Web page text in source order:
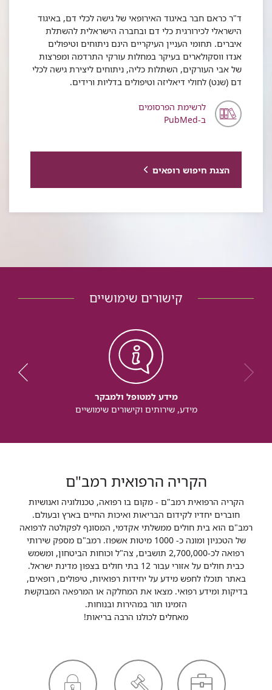
ד"ר כראם חבר באיגוד האירופאי של גישה לכלי דם, באיגוד
הישראלי לכירורגית כלי דם ובחברה הישראלית להשתלת
איברים. תחומי העניין העיקריים הינם ניתוחים וטיפולים
אנדו ווסקולארים בעיקר במחלות עורקי התרדמה ומפרצות
של אבי העורקים, השתלות כליה, ניתוחים ליצירת גישה לכלי
דם (שנט) לחולי דיאליזה וטיפולים בדליות ורידים.
לרשימת הפרסומים
ב-PubMed
הצגת חיפוש רופאים
קישורים שימושיים
מידע למטופל ולמבקר
מידע, שירותים וקישורים שימושיים
הקריה הרפואית רמב"ם
הקריה הרפואית רמב"ם - מקום בו רפואה, טכנולוגיה ואנושיות
חוברים יחדיו לקידום הבריאות ואיכות החיים בארץ ובעולם.
רמב"ם הוא בית חולים ממשלתי אקדמי, המסונף לפקולטה לרפואה
של הטכניון ומונה כ- 1000 מיטות אשפוז. רמב"ם מספק שירותי
רפואה לכ-2,700,000 תושבים, צה"ל וכוחות הביטחון, ומשמש
כבית חולים על אזורי עבור 12 בתי חולים בצפון מדינת ישראל.
באתר תוכלו לחפש מידע על יחידות רפואיות, טיפולים, רופאים,
בדיקות ומידע רפואי. מצאו את המחלקה או המרפאה המבוקשת
הזמינו תור במהירות ובנוחות.
מאחלים לכולנו הרבה בריאות!